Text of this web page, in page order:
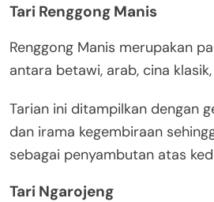
Tari Renggong Manis
Renggong Manis merupakan
antara betawi, arab, cina
Tarian ini ditampilkan dengan
dan irama kegembiraan
sebagai penyambutan atas
Tari Ngarojeng